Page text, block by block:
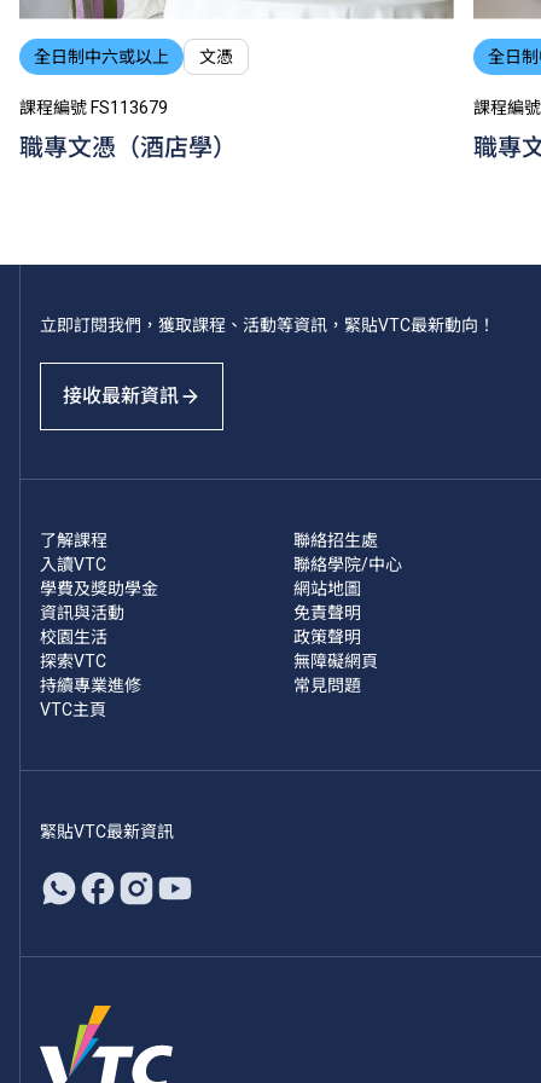
全日制中六或以上 文憑
課程編號 FS113679
職專文憑（酒店學）
全日
課程編
職專
立即訂閱我們，獲取課程、活動等資訊，緊貼VTC最新動向！
接收最新資訊
了解課程
入讀VTC
學費及獎助學金
資訊與活動
校園生活
探索VTC
持續專業進修
VTC主頁
聯絡招生處
聯絡學院/中心
網站地圖
免責聲明
政策聲明
無障礙網頁
常見問題
緊貼VTC最新資訊